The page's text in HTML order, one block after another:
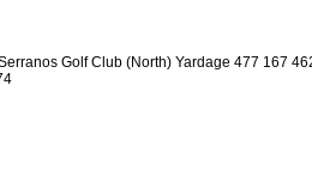
Golf Club (North) Yardage 477 167